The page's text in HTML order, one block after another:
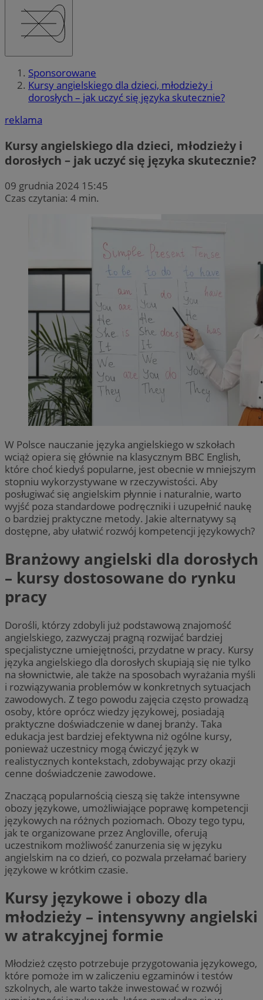
Sponsorowane
Kursy angielskiego dla dzieci, młodzieży i
dorosłych – jak uczyć się języka skutecznie?
reklama
Kursy angielskiego dla dzieci, młodzieży i
dorosłych – jak uczyć się języka skutecznie?
09 grudnia 2024 15:45
Czas czytania: 4 min.
W Polsce nauczanie języka angielskiego w szkołach
wciąż opiera się głównie na klasycznym BBC English,
które choć kiedyś popularne, jest obecnie w mniejszym
stopniu wykorzystywane w rzeczywistości. Aby
posługiwać się angielskim płynnie i naturalnie, warto
wyjść poza standardowe podręczniki i uzupełnić naukę
o bardziej praktyczne metody. Jakie alternatywy są
dostępne, aby ułatwić rozwój kompetencji językowych?
Branżowy angielski dla dorosłych
– kursy dostosowane do rynku
pracy
Dorośli, którzy zdobyli już podstawową znajomość
angielskiego, zazwyczaj pragną rozwijać bardziej
specjalistyczne umiejętności, przydatne w pracy. Kursy
języka angielskiego dla dorosłych skupiają się nie tylko
na słownictwie, ale także na sposobach wyrażania myśli
i rozwiązywania problemów w konkretnych sytuacjach
zawodowych. Z tego powodu zajęcia często prowadzą
osoby, które oprócz wiedzy językowej, posiadają
praktyczne doświadczenie w danej branży. Taka
edukacja jest bardziej efektywna niż ogólne kursy,
ponieważ uczestnicy mogą ćwiczyć język w
realistycznych kontekstach, zdobywając przy okazji
cenne doświadczenie zawodowe.
Znaczącą popularnością cieszą się także intensywne
obozy językowe, umożliwiające poprawę kompetencji
językowych na różnych poziomach. Obozy tego typu,
jak te organizowane przez Angloville, oferują
uczestnikom możliwość zanurzenia się w języku
angielskim na co dzień, co pozwala przełamać bariery
językowe w krótkim czasie.
Kursy językowe i obozy dla
młodzieży – intensywny angielski
w atrakcyjnej formie
Młodzież często potrzebuje przygotowania językowego,
które pomoże im w zaliczeniu egzaminów i testów
szkolnych, ale warto także inwestować w rozwój